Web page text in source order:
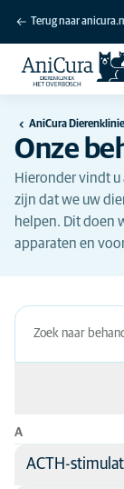
Terug naar anicura.nl
Onze
Hieronder vindt
zijn dat we uw
helpen. Dit doen
apparaten en
Naam van de
A
ACTH-